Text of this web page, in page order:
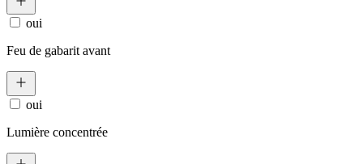
oui
Feu de gabarit avant
oui
Lumière concentrée